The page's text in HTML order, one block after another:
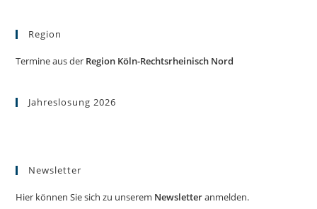
Region
Termine aus der Region Köln-Rechtsrheinisch Nord
Jahreslosung 2026
Newsletter
Hier können Sie sich zu unserem Newsletteranmelden.